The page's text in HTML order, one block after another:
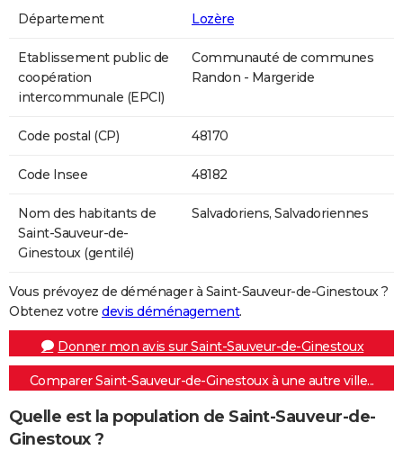
Département Lozère
Etablissement public de
coopération
intercommunale (EPCI)
Communauté de communes
Randon - Margeride
Code postal (CP) 48170
Code Insee 48182
Nom des habitants de
Saint-Sauveur-de-
Ginestoux (gentilé)
Salvadoriens, Salvadoriennes
Vous prévoyez de déménager à Saint-Sauveur-de-Ginestoux ?
Obtenez votre devis déménagement.
Donner mon avis sur Saint-Sauveur-de-Ginestoux
Comparer Saint-Sauveur-de-Ginestoux à une autre ville...
Quelle est la population de Saint-Sauveur-de-
Ginestoux ?